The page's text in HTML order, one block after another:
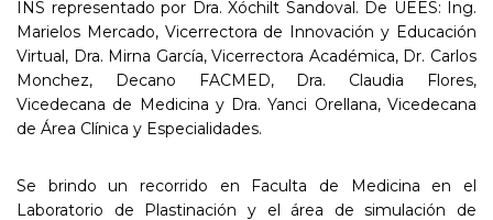
INS representado por Dra. Xóchilt Sandoval. De UEES: Ing.
Marielos Mercado, Vicerrectora de Innovación y Educación
Virtual, Dra. Mirna García, Vicerrectora Académica, Dr. Carlos
Monchez, Decano FACMED, Dra. Claudia Flores,
Vicedecana de Medicina y Dra. Yanci Orellana, Vicedecana
de Área Clínica y Especialidades.
Se brindo un recorrido en Faculta de Medicina en el
Laboratorio de Plastinación y el área de simulación de